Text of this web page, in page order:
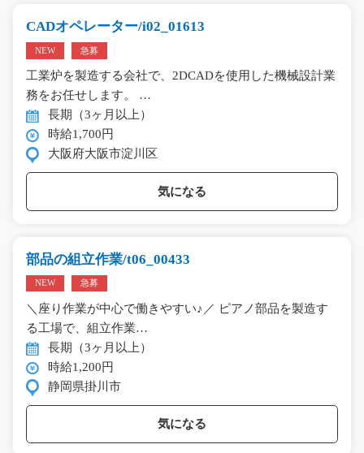
CADオペレーター/i02_01613
NEW 急募
工業炉を製造する会社で、2DCADを使用した機械設計業
務をお任せします。 …
長期（3ヶ月以上）
時給1,700円
大阪府大阪市淀川区
気になる
部品の組立作業/t06_00433
NEW 急募
＼座り作業が中心で働きやすい♪／ ピアノ部品を製造す
る工場で、組立作業…
長期（3ヶ月以上）
時給1,200円
静岡県掛川市
気になる